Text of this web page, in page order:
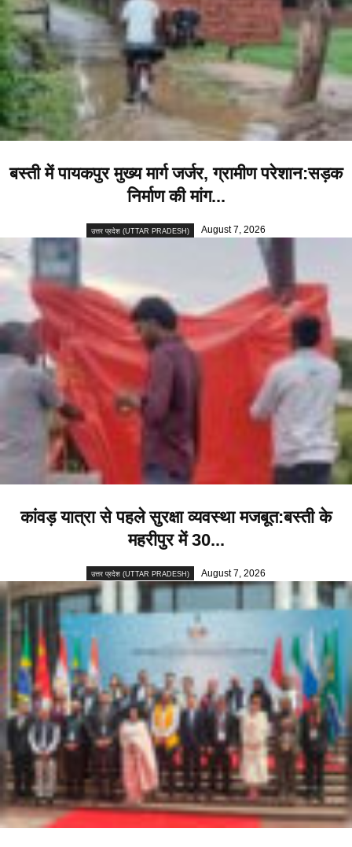
बस्ती में पायकपुर मुख्य मार्ग जर्जर, ग्रामीण परेशान:सड़क
निर्माण की मांग...
उत्तर प्रदेश (UTTAR PRADESH) August 7, 2026
कांवड़ यात्रा से पहले सुरक्षा व्यवस्था मजबूत:बस्ती के
महरीपुर में 30...
उत्तर प्रदेश (UTTAR PRADESH) August 7, 2026